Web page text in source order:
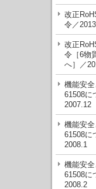
改正
令／
改正
令［6物
へ］／
機能安
61508に
2007.12
機能安
61508に
2008.1
機能安
61508に
2008.2